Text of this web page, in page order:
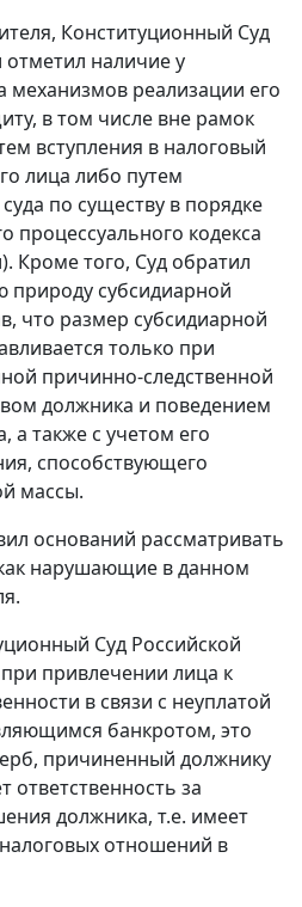
Конституционный Суд
наличие у
реализации его
в том числе вне рамок
вступления в налоговый
лица либо путем
по существу в порядке
процессуального кодекса
Кроме того, Суд обратил
природу субсидиарной
что размер субсидиарной
только при
причинно-следственной
должника и поведением
а также с учетом его
способствующего
массы.
оснований рассматривать
нарушающие в данном
Суд Российской
привлечении лица к
в связи с неуплатой
банкротом, это
причиненный должнику
ответственность за
должника, т.е. имеет
отношений в